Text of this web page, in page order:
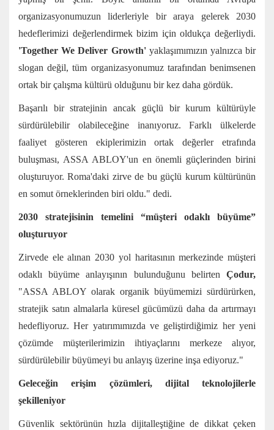
organizasyonumuzun liderleriyle bir araya gelerek 2030
hedeflerimizi değerlendirmek bizim için oldukça değerliydi.
'Together We Deliver Growth'yaklaşımımızın yalnızca bir
slogan değil, tüm organizasyonumuz tarafından benimsenen
ortak bir çalışma kültürü olduğunu bir kez daha gördük.
Başarılı bir stratejinin ancak güçlü bir kurum kültürüyle
sürdürülebilir olabileceğine inanıyoruz. Farklı ülkelerde
faaliyet gösteren ekiplerimizin ortak değerler etrafında
buluşması, ASSA ABLOY'un en önemli güçlerinden birini
oluşturuyor. Roma'daki zirve de bu güçlü kurum kültürünün
en somut örneklerinden biri oldu." dedi.
2030 stratejisinin temelini “müşteri odaklı büyüme”
oluşturuyor
Zirvede ele alınan 2030 yol haritasının merkezinde müşteri
odaklı büyüme anlayışının bulunduğunu belirten Çodur,
"ASSA ABLOY olarak organik büyümemizi sürdürürken,
stratejik satın almalarla küresel gücümüzü daha da artırmayı
hedefliyoruz. Her yatırımımızda ve geliştirdiğimiz her yeni
çözümde müşterilerimizin ihtiyaçlarını merkeze alıyor,
sürdürülebilir büyümeyi bu anlayış üzerine inşa ediyoruz."
Geleceğin erişim çözümleri, dijital teknolojilerle
şekilleniyor
Güvenlik sektörünün hızla dijitalleştiğine de dikkat çeken